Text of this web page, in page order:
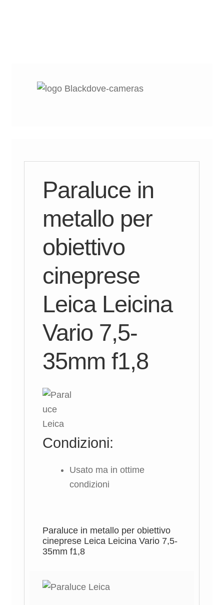
Paraluce in
metallo per
obiettivo
cineprese
Leica Leicina
Vario 7,5-
35mm f1,8
Condizioni:
Usato ma in ottime
condizioni
Paraluce in metallo per obiettivo
cineprese Leica Leicina Vario 7,5-
35mm f1,8